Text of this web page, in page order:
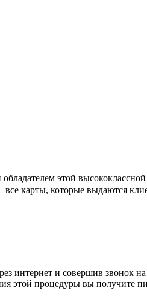
этой
карты, которые выдаются
интернет и совершив звонок
этой процедуры вы получите